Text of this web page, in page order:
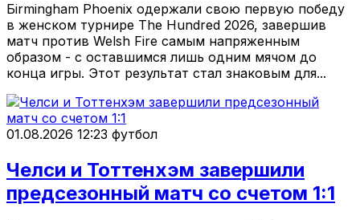
Бirmingham Phoenix одержали свою первую победу
в женском турнире The Hundred 2026, завершив
матч против Welsh Fire самым напряженным
образом - с оставшимся лишь одним мячом до
конца игры. Этот результат стал знаковым для...
01.08.2026 12:23 футбол
Челси и Тоттенхэм завершили
предсезонный матч со счетом 1:1